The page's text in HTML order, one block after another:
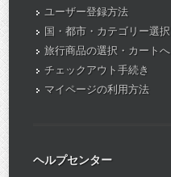
ユーザー登録方法
国・都市・カテゴリー選択
旅行商品の選択・カートへ
チェックアウト手続き
マイページの利用方法
ヘルプセンター